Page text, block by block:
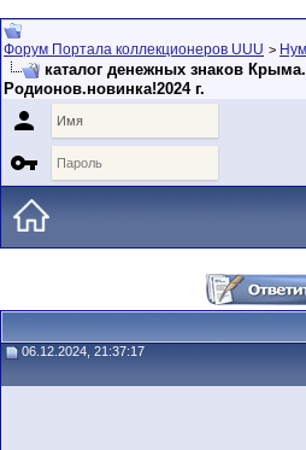
Форум Портала коллекционеров UUU >
каталог денежных знаков
Родионов.новинка!2024 г.


06.12.2024, 21:37:17